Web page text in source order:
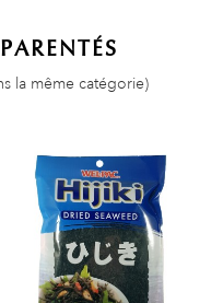
la même catégorie)